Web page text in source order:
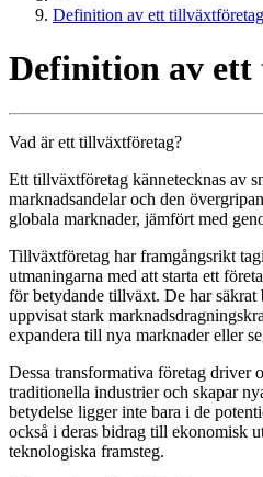
Definition av ett tillväxtföretag
Definition av
Vad är ett tillväxtföretag?
Ett tillväxtföretag kännetecknas av
marknadsandelar och den
globala marknader, jämfört med
Tillväxtföretag har framgångsrikt
utmaningarna med att starta ett
för betydande tillväxt. De har säkrat
uppvisat stark
expandera till nya marknader eller
Dessa transformativa företag driver
traditionella industrier och skapar
betydelse ligger inte bara i de
också i deras bidrag till ekonomisk
teknologiska framsteg.